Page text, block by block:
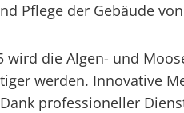
Pflege der Gebäude
wird die Algen- und
werden. Innovative
professioneller